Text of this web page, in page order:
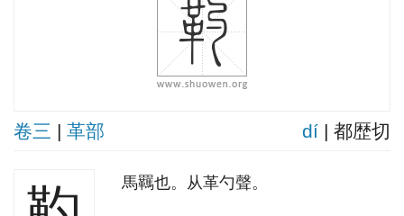
卷三 | 革部 dí | 都歴切
馬羈也。从革勺聲。